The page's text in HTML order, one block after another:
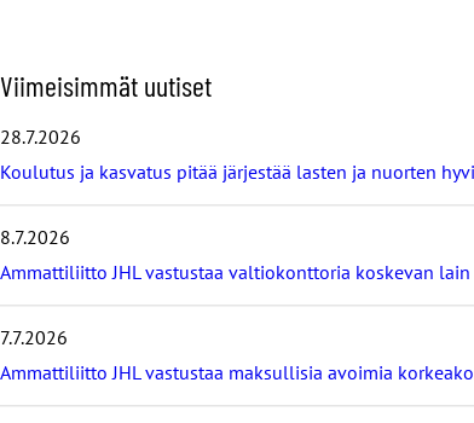
O
h
i
t
a
i
m
s
i
Viimeisimmät uutiset
28.7.2026
Koulutus ja kasvatus pitää järjestää lasten ja nuorten
8.7.2026
Ammattiliitto JHL vastustaa valtiokonttoria koskevan
7.7.2026
Ammattiliitto JHL vastustaa maksullisia avoimia